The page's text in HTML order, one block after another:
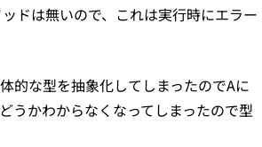
ドは無いので、これは実行時にエラー
的な型を抽象化してしまったのでAに
うかわからなくなってしまったので型